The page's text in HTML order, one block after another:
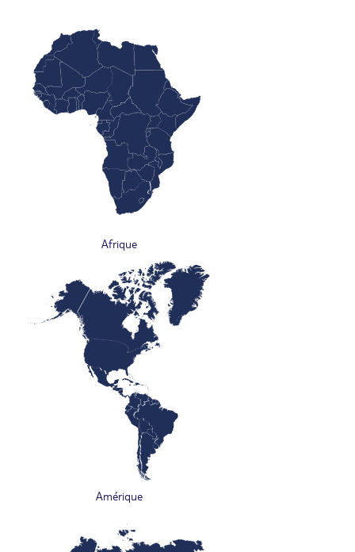
Afrique
Amérique